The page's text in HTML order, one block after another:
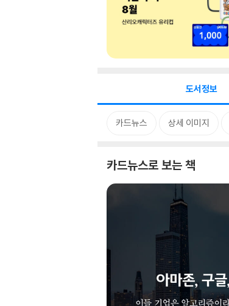
도서정보
카드뉴스 상세 이미지
카드뉴스로 보는 책